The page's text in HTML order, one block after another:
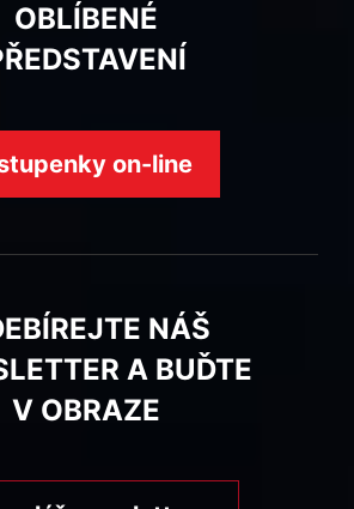
OBLÍBENÉ
on-line
NÁŠ
A BUĎTE
V OBRAZE